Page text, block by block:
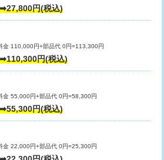
埋め戻し作業）
）
上）
10㎝まで）
さ10㎝超え）
まで）
㎝超え）
など（重作業）
・デッキ
壁付・デッキ
16,500円+材料費
水トラップ
円(税込)
金 110,000円+部品代 0円=113,300円
円(税込)
金 55,000円+部品代 0円=58,300円
円(税込)
金 22,000円+部品代 0円=25,300円